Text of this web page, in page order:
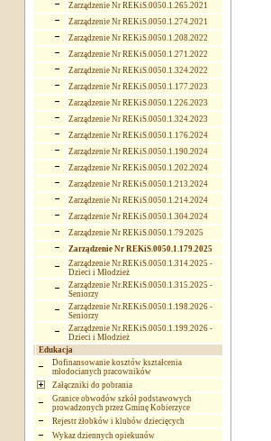
Zarządzenie Nr REKiS.0050.1.265.2021
Zarządzenie Nr REKiS.0050.1.274.2021
Zarządzenie Nr REKiS.0050.1.208.2022
Zarządzenie Nr REKiS.0050.1.271.2022
Zarządzenie Nr REKiS.0050.1.324.2022
Zarządzenie Nr REKiS.0050.1.177.2023
Zarządzenie Nr REKiS.0050.1.226.2023
Zarządzenie Nr REKiS.0050.1.324.2023
Zarządzenie Nr REKiS.0050.1.176.2024
Zarządzenie Nr REKiS.0050.1.190.2024
Zarządzenie Nr REKiS.0050.1.202.2024
Zarządzenie Nr REKiS.0050.1.213.2024
Zarządzenie Nr REKiS.0050.1.214.2024
Zarządzenie Nr REKiS.0050.1.304.2024
Zarządzenie Nr REKiS.0050.1.79.2025
Zarządzenie Nr REKiS.0050.1.179.2025
Zarządzenie Nr.REKiS.0050.1.314.2025 -
Dzieci i Młodzież
Zarządzenie Nr.REKiS.0050.1.315.2025 -
Seniorzy
Zarządzenie Nr.REKiS.0050.1.198.2026 -
Seniorzy
Zarządzenie Nr.REKiS.0050.1.199.2026 -
Dzieci i Młodzież
Edukacja
Dofinansowanie kosztów kształcenia
młodocianych pracowników
Załączniki do pobrania
Granice obwodów szkół podstawowych
prowadzonych przez Gminę Kobierzyce
Rejestr żłobków i klubów dziecięcych
Wykaz dziennych opiekunów